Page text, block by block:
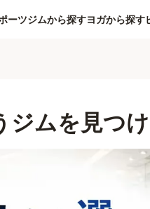
ーツジムから探すヨガから探す
ジムを見つ